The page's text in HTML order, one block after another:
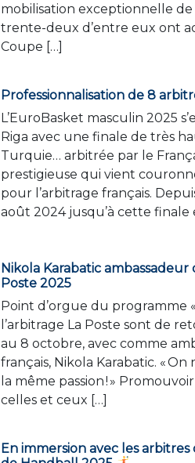
mobilisation exceptionnelle
trente-deux d’entre eux ont
Coupe […]
Professionnalisation de 8
L’EuroBasket masculin 2025
Riga avec une finale de très
Turquie… arbitrée par le
prestigieuse qui vient
pour l’arbitrage français.
août 2024 jusqu’à cette
Nikola Karabatic ambassadeur
Poste 2025
Point d’orgue du programme
l’arbitrage La Poste sont de
au 8 octobre, avec comme
français, Nikola Karabatic. « On
la même passion ! »
celles et ceux […]
En immersion avec les